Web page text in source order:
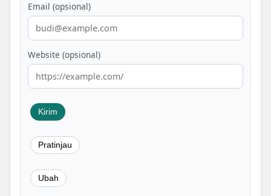
Email (opsional)
Website (opsional)